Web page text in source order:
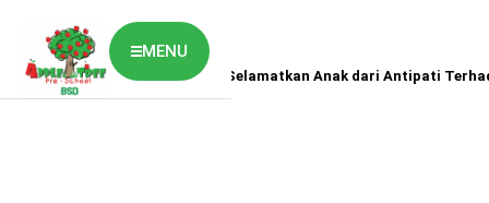
MENU
HomeNewsBeginilah Cara untuk Selamatkan Anak dari Antipati